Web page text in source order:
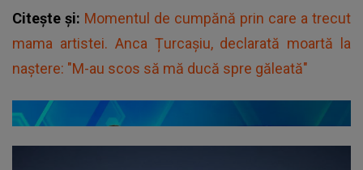
Citește și: Momentul de cumpănă prin care a trecut
mama artistei. Anca Țurcașiu, declarată moartă la
naștere: "M-au scos să mă ducă spre găleată"